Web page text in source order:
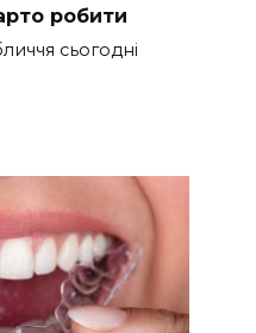
робити
сьогодні